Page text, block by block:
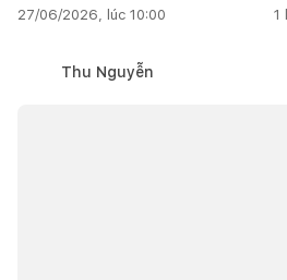
27/06/2026, lúc 10:00 1
Thu Nguyễn